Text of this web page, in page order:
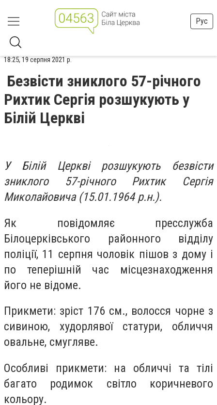
Рус
18:25, 19 серпня 2021 р.
Безвісти зниклого 57-річного
Рихтик Сергія розшукують у
Білій Церкві
У Білій Церкві розшукують безвісти
зниклого 57-річного Рихтик Сергія
Миколайовича (15.01.1964 р.н.).
Як повідомляє пресслужба
Білоцерківського районного відділу
поліції, 11 серпня чоловік пішов з дому і
по теперішній час місцезнаходження
його не відоме.
Прикмети: зріст 176 см., волосся чорне з
сивиною, худорлявої статури, обличчя
овальне, смугляве.
Особливі прикмети: на обличчі та тілі
багато родимок світло коричневого
кольору.